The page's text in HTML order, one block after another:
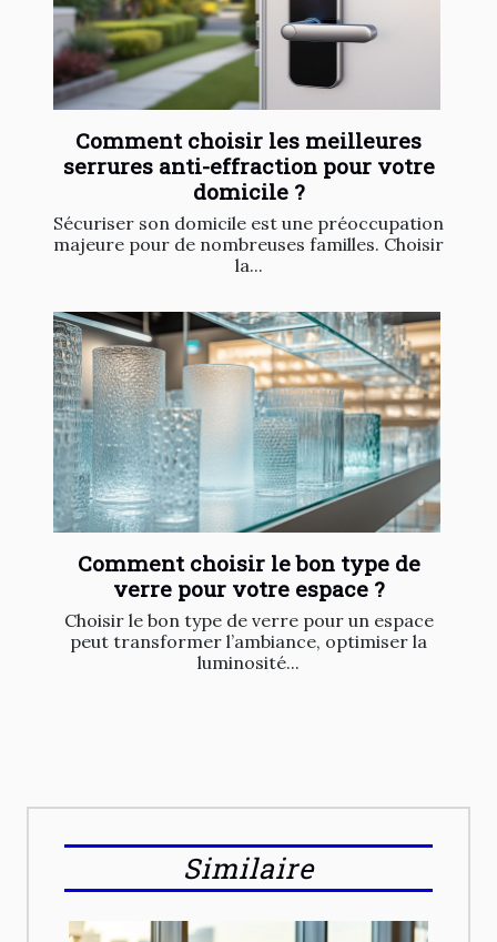
Comment choisir les meilleures
serrures anti-effraction pour votre
domicile ?
Sécuriser son domicile est une préoccupation
majeure pour de nombreuses familles. Choisir
la...
Comment choisir le bon type de
verre pour votre espace ?
Choisir le bon type de verre pour un espace
peut transformer l’ambiance, optimiser la
luminosité...
Similaire